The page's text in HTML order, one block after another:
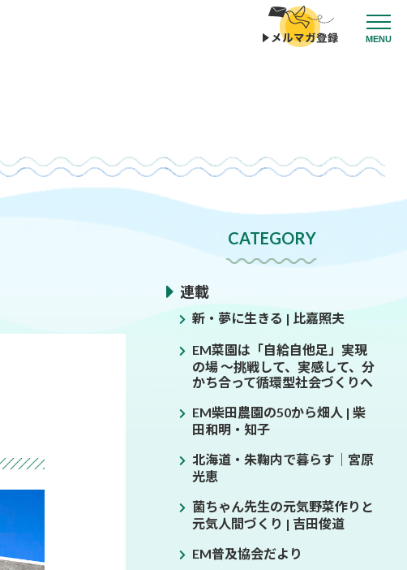
MENU
CATEGORY
連載
新・夢に生きる | 比嘉照夫
EM菜園は「自給自他足」実現
の場 ～挑戦して、実感して、分
かち合って循環型社会づくりへ
EM柴田農園の50から畑人 | 柴
田和明・知子
北海道・朱鞠内で暮らす│宮原
光恵
菌ちゃん先生の元気野菜作りと
元気人間づくり | 吉田俊道
EM普及協会だより